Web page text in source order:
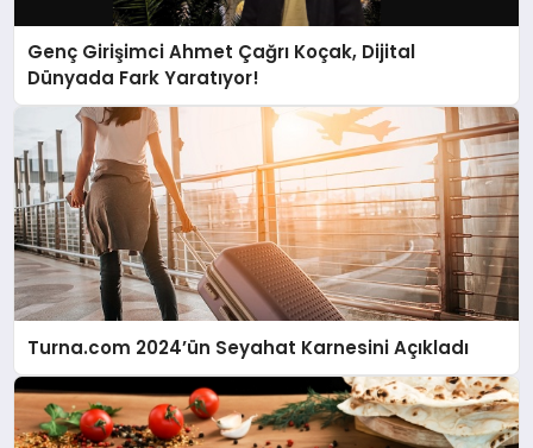
Genç Girişimci Ahmet Çağrı Koçak, Dijital
Dünyada Fark Yaratıyor!
Turna.com 2024’ün Seyahat Karnesini Açıkladı